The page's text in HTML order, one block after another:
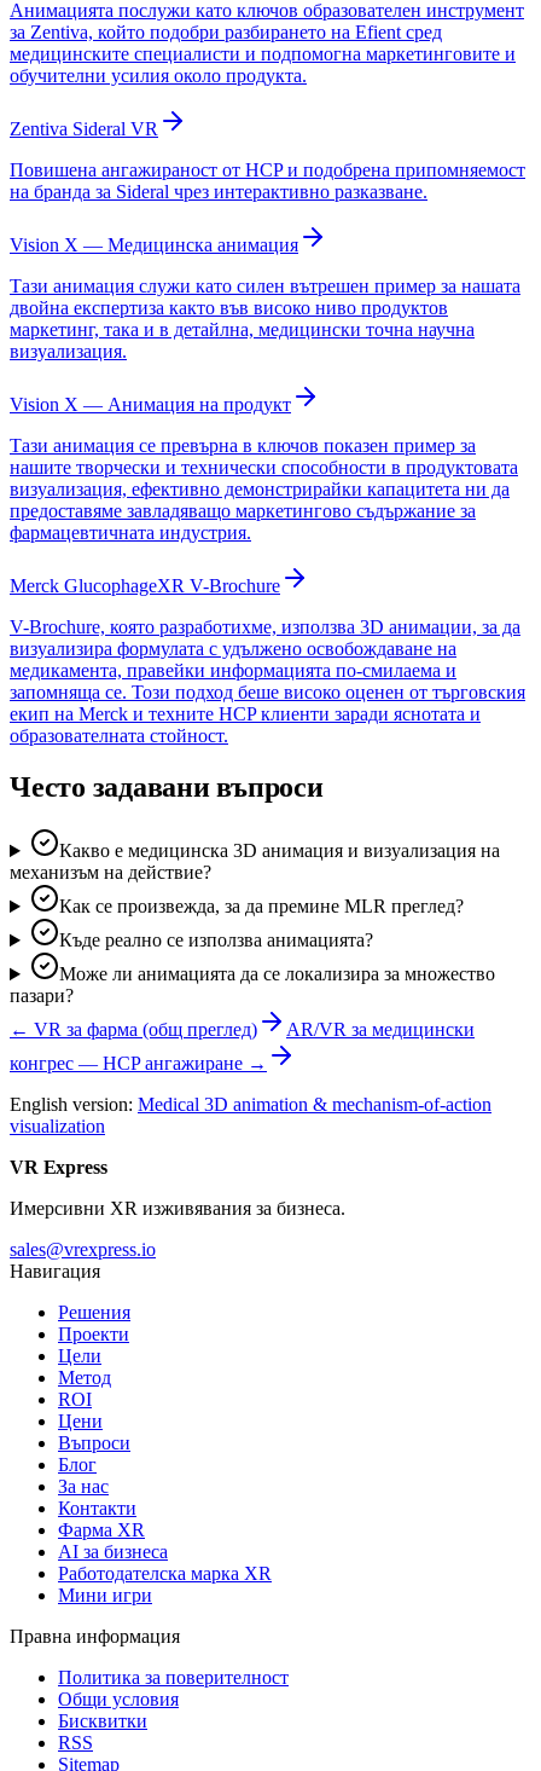
Анимацията послужи като ключов образователен инструмент
за Zentiva, който подобри разбирането на Efient сред
медицинските специалисти и подпомогна маркетинговите и
обучителни усилия около продукта.
Zentiva Sideral VR
Повишена ангажираност от HCP и подобрена припомняемост
на бранда за Sideral чрез интерактивно разказване.
Vision X — Медицинска анимация
Тази анимация служи като силен вътрешен пример за нашата
двойна експертиза както във високо ниво продуктов
маркетинг, така и в детайлна, медицински точна научна
визуализация.
Vision X — Анимация на продукт
Тази анимация се превърна в ключов показен пример за
нашите творчески и технически способности в продуктовата
визуализация, ефективно демонстрирайки капацитета ни да
предоставяме завладяващо маркетингово съдържание за
фармацевтичната индустрия.
Merck GlucophageXR V-Brochure
V-Brochure, която разработихме, използва 3D анимации, за да
визуализира формулата с удължено освобождаване на
медикамента, правейки информацията по-смилаема и
запомняща се. Този подход беше високо оценен от търговския
екип на Merck и техните HCP клиенти заради яснотата и
образователната стойност.
Често задавани въпроси
Какво е медицинска 3D анимация и визуализация на
механизъм на действие?
Как се произвежда, за да премине MLR преглед?
Къде реално се използва анимацията?
Може ли анимацията да се локализира за множество
пазари?
← VR за фарма (общ преглед)
AR/VR за медицински
конгрес — HCP ангажиране →
English version: Medical 3D animation & mechanism-of-action
visualization
VR Express
Имерсивни XR изживявания за бизнеса.
sales@vrexpress.io
Навигация
Решения
Проекти
Цели
Метод
ROI
Цени
Въпроси
Блог
За нас
Контакти
Фарма XR
AI за бизнеса
Работодателска марка XR
Мини игри
Правна информация
Политика за поверителност
Общи условия
Бисквитки
RSS
Sitemap